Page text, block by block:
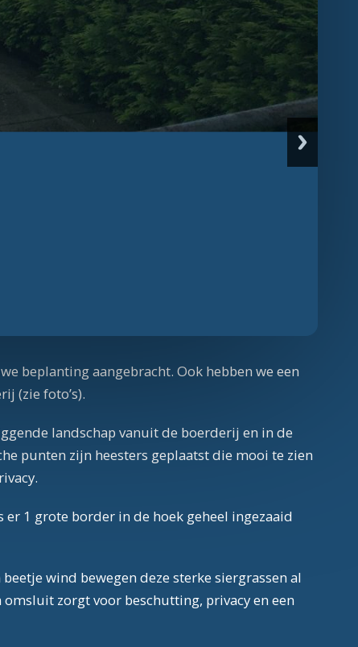
beplanting aangebracht. Ook hebben we een
(zie foto’s).
landschap vanuit de boerderij en in de
punten zijn heesters geplaatst die mooi te zien
1 grote border in de hoek geheel ingezaaid
wind bewegen deze sterke siergrassen al
zorgt voor beschutting, privacy en een